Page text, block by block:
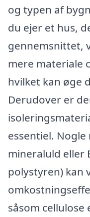
og typen af
du ejer et hus,
gennemsnittet,
mere materiale
hvilket kan øge
Derudover er
essentiel.
mineraluld eller
polystyren) kan
såsom